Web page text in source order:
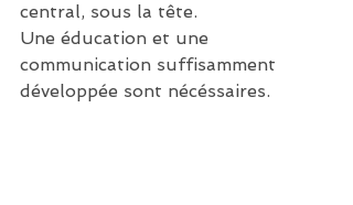
central, sous la tête.
Une éducation et une
communication suffisamment
développée sont nécéssaires.